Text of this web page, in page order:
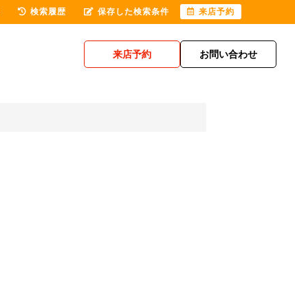
来店予約 お問い合わせ
検索履歴 保存した検索条件 来店予約